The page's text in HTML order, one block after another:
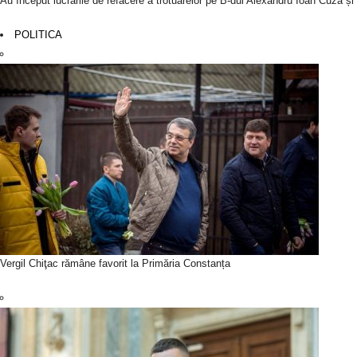
POLITICA
Vergil Chiţac rămâne favorit la Primăria Constanța